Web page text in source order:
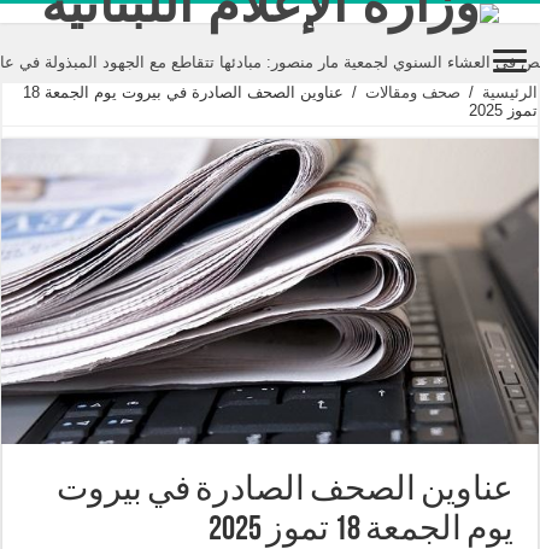
السنوي لجمعية مار منصور: مبادئها تتقاطع مع الجهود المبذولة في عالم
الرئيسية / صحف ومقالات /
عناوين الصحف الصادرة في بيروت يوم الجمعة 18
تموز 2025
عناوين الصحف الصادرة في بيروت
يوم الجمعة 18 تموز 2025